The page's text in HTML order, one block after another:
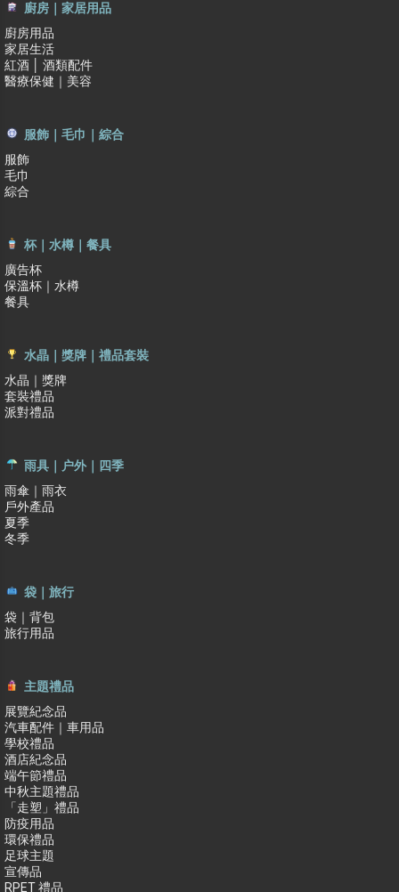
廚房｜家居用品
廚房用品
家居生活
紅酒 │ 酒類配件
醫療保健｜美容
服飾｜毛巾｜綜合
服飾
毛巾
綜合
杯｜水樽｜餐具
廣告杯
保溫杯｜水樽
餐具
水晶｜獎牌｜禮品套裝
水晶｜獎牌
套裝禮品
派對禮品
雨具｜户外｜四季
雨傘｜雨衣
戶外產品
夏季
冬季
袋｜旅行
袋｜背包
旅行用品
主題禮品
展覽紀念品
汽車配件｜車用品
學校禮品
酒店紀念品
端午節禮品
中秋主題禮品
「走塑」禮品
防疫用品
環保禮品
足球主題
宣傳品
RPET 禮品